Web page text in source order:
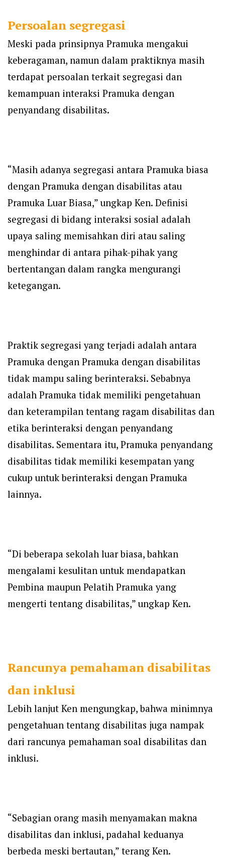
Persoalan segregasi
Meski pada prinsipnya Pramuka mengakui
keberagaman, namun dalam praktiknya masih
terdapat persoalan terkait segregasi dan
kemampuan interaksi Pramuka dengan
penyandang disabilitas.
“Masih adanya segregasi antara Pramuka biasa
dengan Pramuka dengan disabilitas atau
Pramuka Luar Biasa,” ungkap Ken. Definisi
segregasi di bidang interaksi sosial adalah
upaya saling memisahkan diri atau saling
menghindar di antara pihak-pihak yang
bertentangan dalam rangka mengurangi
ketegangan.
Praktik segregasi yang terjadi adalah antara
Pramuka dengan Pramuka dengan disabilitas
tidak mampu saling berinteraksi. Sebabnya
adalah Pramuka tidak memiliki pengetahuan
dan keterampilan tentang ragam disabilitas dan
etika berinteraksi dengan penyandang
disabilitas. Sementara itu, Pramuka penyandang
disabilitas tidak memiliki kesempatan yang
cukup untuk berinteraksi dengan Pramuka
lainnya.
“Di beberapa sekolah luar biasa, bahkan
mengalami kesulitan untuk mendapatkan
Pembina maupun Pelatih Pramuka yang
mengerti tentang disabilitas,” ungkap Ken.
Rancunya pemahaman disabilitas
dan inklusi
Lebih lanjut Ken mengungkap, bahwa minimnya
pengetahuan tentang disabilitas juga nampak
dari rancunya pemahaman soal disabilitas dan
inklusi.
“Sebagian orang masih menyamakan makna
disabilitas dan inklusi, padahal keduanya
berbeda meski bertautan,” terang Ken.